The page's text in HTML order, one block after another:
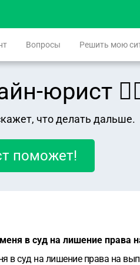
Вопросы Решить мою
юрист
что делать дальше.
поможет!
в суд на лишение
в суд на лишение права на